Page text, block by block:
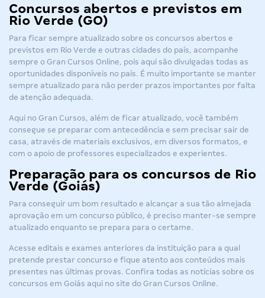
Concursos abertos e previstos em
Rio Verde (GO)
Para ficar sempre atualizado sobre os concursos abertos e
previstos em Rio Verde e outras cidades do país, acompanhe
sempre o Gran Cursos Online , pois aqui são divulgadas todas as
oportunidades disponíveis no país. É muito importante se manter
sempre atualizado para não perder prazos importantes por falta
de atenção adequada.
Aqui no Gran Cursos, além de ficar atualizado, você também
consegue se preparar com antecedência e sem precisar sair de
casa, através de materiais exclusivos, em diversos formatos, e
com o apoio de professores especializados e experientes.
Preparação para os concursos de Rio
Verde (Goiás)
Para conseguir um bom resultado e alcançar a sua tão almejada
aprovação em um concurso público, é preciso manter-se sempre
atualizado enquanto se prepara para o certame.
Acesse editais e exames anteriores da instituição para a qual
pretende prestar concurso e fique atento aos conteúdos mais
presentes nas últimas provas. Confira todas as notícias sobre os
concursos em Goiás aqui no site do Gran Cursos Online​.